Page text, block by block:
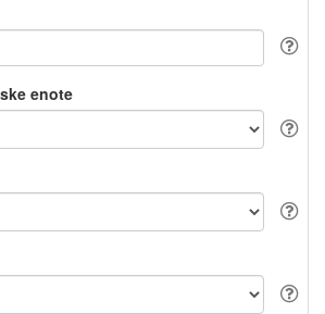
enote